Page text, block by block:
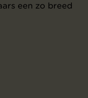
een zo breed